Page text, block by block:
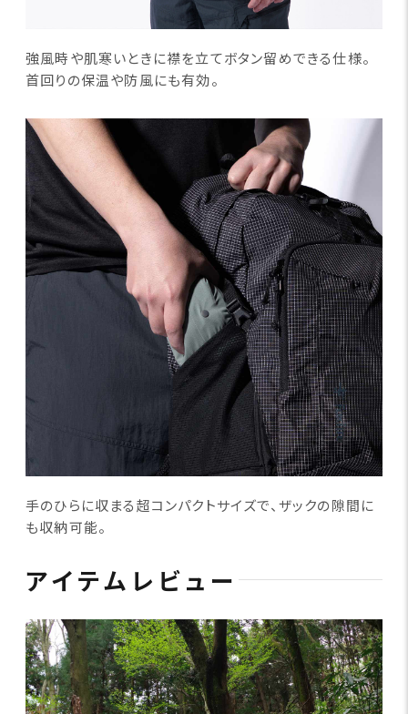
強風時や肌寒いときに襟を立てボタン留めできる仕様。
首回りの保温や防風にも有効。
手のひらに収まる超コンパクトサイズで、ザックの隙間に
も収納可能。
アイテムレビュー